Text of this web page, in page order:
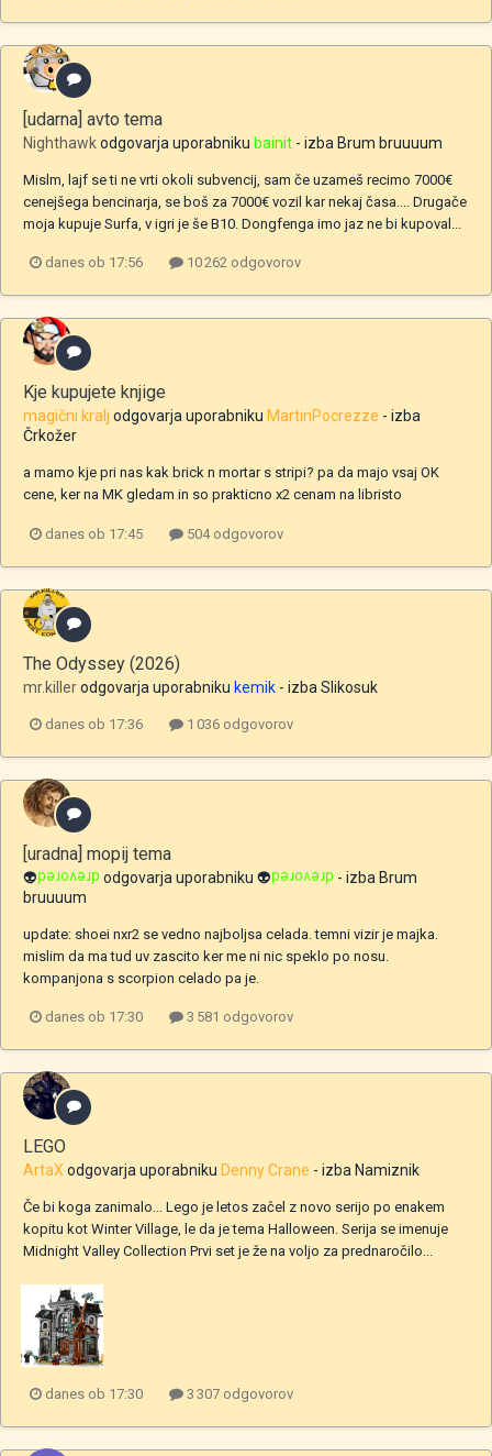
[udarna] avto tema
Nighthawkodgovarja uporabniku bainit - izba Brum bruuuum
Mislm, lajf se ti ne vrti okoli subvencij, sam če uzameš recimo 7000€
cenejšega bencinarja, se boš za 7000€ vozil kar nekaj časa.... Drugače
moja kupuje Surfa, v igri je še B10. Dongfenga imo jaz ne bi kupoval...
danes ob 17:56 10 262 odgovorov
Kje kupujete knjige
magični kralj odgovarja uporabniku MartinPocrezze - izba
Črkožer
a mamo kje pri nas kak brick n mortar s stripi? pa da majo vsaj OK
cene, ker na MK gledam in so prakticno x2 cenam na libristo
danes ob 17:45 504 odgovorov
The Odyssey (2026)
mr.killerodgovarja uporabniku kemik - izba Slikosuk
danes ob 17:36 1 036 odgovorov
[uradna] mopij tema
👽drevoredodgovarja uporabniku 👽drevored - izba Brum
bruuuum
update: shoei nxr2 se vedno najboljsa celada. temni vizir je majka.
mislim da ma tud uv zascito ker me ni nic speklo po nosu.
kompanjona s scorpion celado pa je.
danes ob 17:30 3 581 odgovorov
LEGO
ArtaX odgovarja uporabniku Denny Crane - izba Namiznik
Če bi koga zanimalo... Lego je letos začel z novo serijo po enakem
kopitu kot Winter Village, le da je tema Halloween. Serija se imenuje
Midnight Valley Collection Prvi set je že na voljo za prednaročilo...
danes ob 17:30 3 307 odgovorov